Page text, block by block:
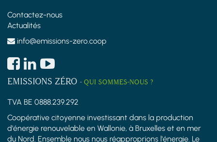
Contactez-nous
Actualités
info@emissions-zero.coop
EMISSIONS ZÉRO - QUI SOMMES-NOUS ?
TVA BE 0888.239.292
Coopérative citoyenne investissant dans la production
d'énergie renouvelable en Wallonie, à Bruxelles et en mer
du Nord. Ensemble nous nous réapproprions l'énergie. Le